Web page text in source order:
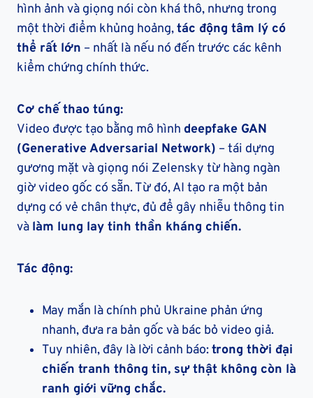
hình ảnh và giọng nói còn khá thô, nhưng trong
một thời điểm khủng hoảng,tác động tâm lý có
thể rất lớn – nhất là nếu nó đến trước các kênh
kiểm chứng chính thức.
Cơ chế thao túng:
Video được tạo bằng mô hình deepfake GAN
(Generative Adversarial Network) – tái dựng
gương mặt và giọng nói Zelensky từ hàng ngàn
giờ video gốc có sẵn. Từ đó, AI tạo ra một bản
dựng có vẻ chân thực, đủ để gây nhiễu thông tin
và làm lung lay tinh thần kháng chiến.
Tác động:
May mắn là chính phủ Ukraine phản ứng
nhanh, đưa ra bản gốc và bác bỏ video giả.
Tuy nhiên, đây là lời cảnh báo:trong thời đại
chiến tranh thông tin, sự thật không còn là
ranh giới vững chắc.